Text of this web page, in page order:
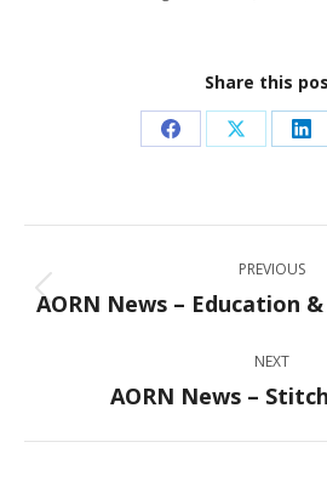
Share this
Share
Facebook
Share
X
navigation
PREVIOUS
AORN News – Education &
NEXT
Next
AORN News –